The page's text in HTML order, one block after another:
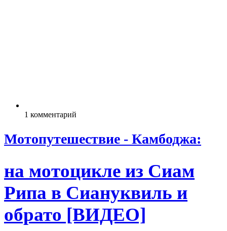
1 комментарий
Мотопутешествие - Камбоджа:
на мотоцикле из Сиам
Рипа в Сиануквиль и
обрато [ВИДЕО]